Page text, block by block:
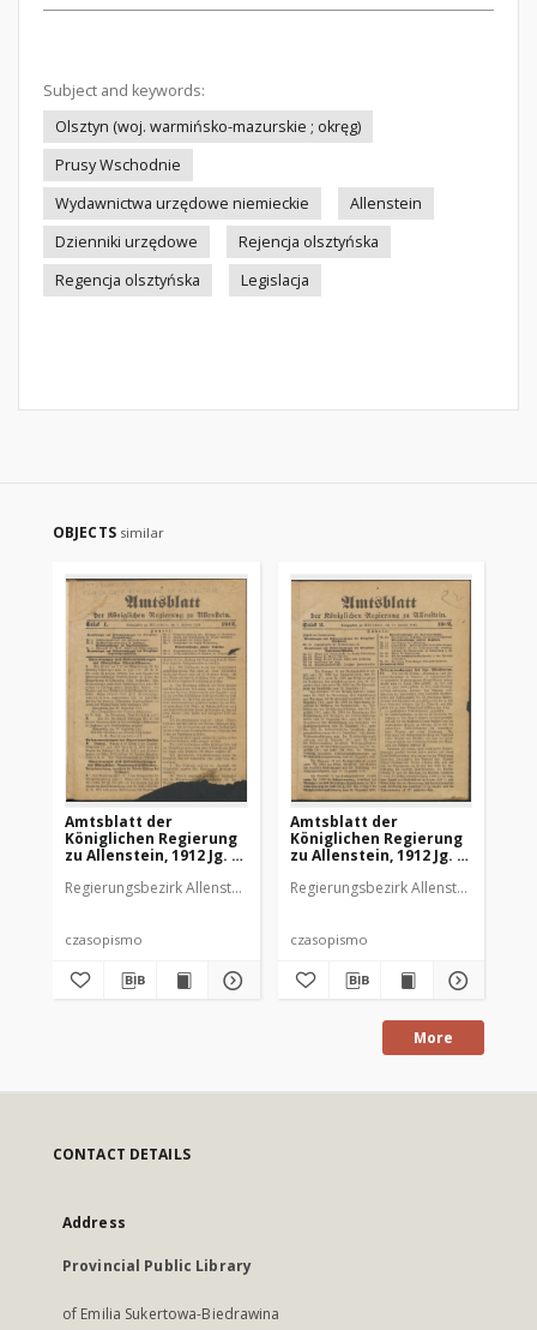
Subject and keywords:
Olsztyn (woj. warmińsko-mazurskie ; okręg)
Prusy Wschodnie
Wydawnictwa urzędowe niemieckie
Allenstein
Dzienniki urzędowe
Rejencja olsztyńska
Regencja olsztyńska
Legislacja
OBJECTS similar
Amtsblatt der
Königlichen Regierung
zu Allenstein, 1912 Jg. 8,
Regierungsbezirk Allenstein
czasopismo
Amtsblatt der
Königlichen Regierung
zu Allenstein, 1912 Jg. 8,
Regierungsbezirk Allenstein
czasopismo
More
CONTACT DETAILS
Address
Provincial Public Library
of Emilia Sukertowa-Biedrawina